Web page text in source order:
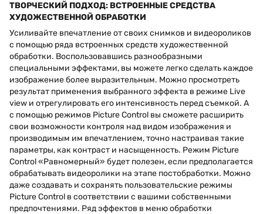
ТВОРЧЕСКИЙ ПОДХОД: ВСТРОЕННЫЕ СРЕДСТВА
ХУДОЖЕСТВЕННОЙ ОБРАБОТКИ
Усиливайте впечатление от своих снимков и видеороликов
с помощью ряда встроенных средств художественной
обработки. Воспользовавшись разнообразными
специальными эффектами, вы можете легко сделать каждое
изображение более выразительным. Можно просмотреть
результат применения выбранного эффекта в режиме Live
view и отрегулировать его интенсивность перед съемкой. А
с помощью режимов Picture Control вы сможете расширить
свои возможности контроля над видом изображения и
производимым им впечатлением, точно настраивая такие
параметры, как контраст и насыщенность. Режим Picture
Control «Равномерный» будет полезен, если предполагается
обрабатывать видеоролики на этапе постобработки. Можно
даже создавать и сохранять пользовательские режимы
Picture Control в соответствии с вашими собственными
предпочтениями. Ряд эффектов в меню обработки